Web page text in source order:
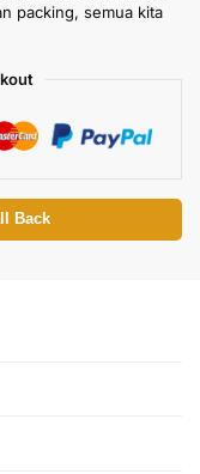
packing, semua kita
Back